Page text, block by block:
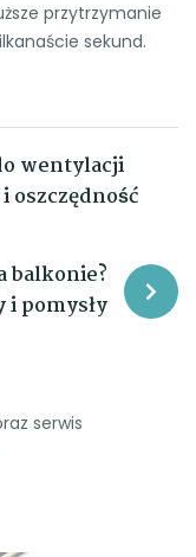
przytrzymanie
sekund.
wentylacji
oszczędność
balkonie?
i pomysły
serwis